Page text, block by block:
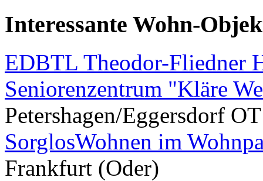
Interessante Wohn-
EDBTL Theodor-Fliedner
Seniorenzentrum "Kläre
Petershagen/Eggersdorf
SorglosWohnen im
Frankfurt (Oder)